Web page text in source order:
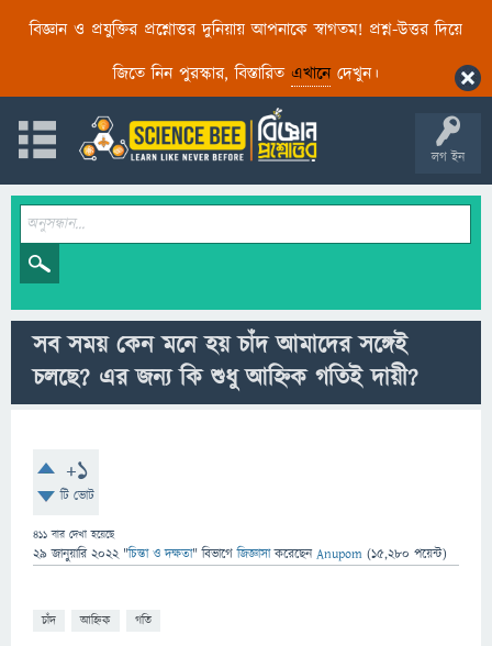
বিজ্ঞান ও প্রযুক্তির প্রশ্নোত্তর দুনিয়ায় আপনাকে স্বাগতম! প্রশ্ন-উত্তর দিয়ে
জিতে নিন পুরস্কার, বিস্তারিত এখানেদেখুন।
লগ ইন
সব সময় কেন মনে হয় চাঁদ আমাদের সঙ্গেই
চলছে? এর জন্য কি শুধু আহ্নিক গতিই দায়ী?
+1
টি ভোট
411 বার দেখা হয়েছে
29 জানুয়ারি 2022 "চিন্তা ও দক্ষতা" বিভাগে জিজ্ঞাসাকরেছেনAnupom (15,280 পয়েন্ট)
চাঁদ আহ্নিক গতি